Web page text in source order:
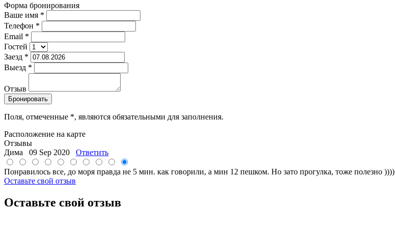
Форма бронирования
Ваше имя *
Телефон *
Email *
Гостей
Заезд *
Выезд *
Отзыв
Поля, отмеченные *, являются обязательными для заполнения.
Расположение на карте
Отзывы
Дима 09 Sep 2020 Ответить
Понравилось все, до моря правда не 5 мин. как говорили, а мин 12 пешком. Но зато прогулка, тоже полезно ))))
Оставьте свой отзыв
Оставьте свой отзыв